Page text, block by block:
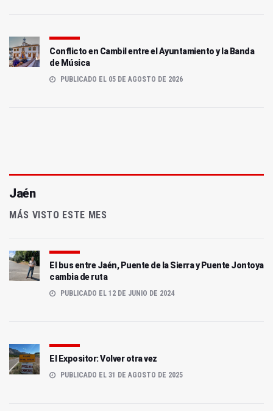
Conflicto en Cambil entre el Ayuntamiento y la Banda
de Música
PUBLICADO EL 05 DE AGOSTO DE 2026
Jaén
MÁS VISTO ESTE MES
El bus entre Jaén, Puente de la Sierra y Puente Jontoya
cambia de ruta
PUBLICADO EL 12 DE JUNIO DE 2024
El Expositor: Volver otra vez
PUBLICADO EL 31 DE AGOSTO DE 2025